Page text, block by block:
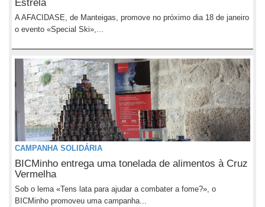
Estrela
A AFACIDASE, de Manteigas, promove no próximo dia 18 de janeiro
o evento «Special Ski»,...
CAMPANHA SOLIDÁRIA
BICMinho entrega uma tonelada de alimentos à Cruz
Vermelha
Sob o lema «Tens lata para ajudar a combater a fome?», o
BICMinho promoveu uma campanha...